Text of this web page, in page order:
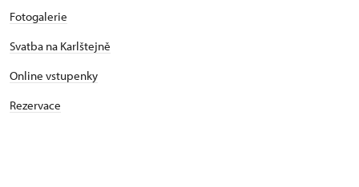
Fotogalerie
Svatba na Karlštejně
Online vstupenky
Rezervace